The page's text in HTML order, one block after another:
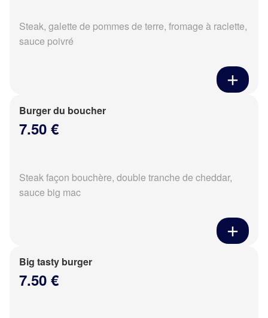
Steak, galette de pommes de terre, fromage à raclette,
sauce poivré
Burger du boucher
7.50 €
Steak façon bouchère, double tranche de cheddar,
sauce big mac
Big tasty burger
7.50 €